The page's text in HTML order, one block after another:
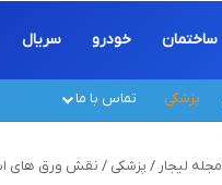
ساختمان خودرو سریال
پزشکی تماس با ما
مجله لیجار / پزشکی / نقش ورق های